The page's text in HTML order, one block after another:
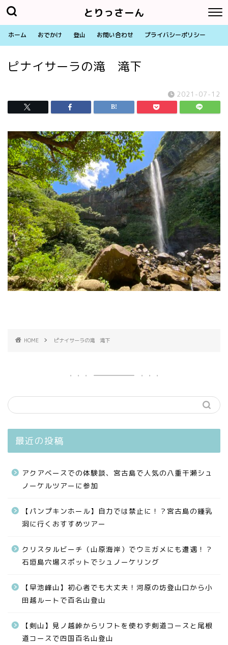
とりっさーん
ホーム おでかけ 登山 お問い合わせ プライバシーポリシー
ピナイサーラの滝 滝下
2021-07-12
HOME ピナイサーラの滝 滝下
最近の投稿
アクアベースでの体験談、宮古島で人気の八重干瀬シュ
ノーケルツアーに参加
【パンプキンホール】自力では禁止に！？宮古島の鍾乳
洞に行くおすすめツアー
クリスタルビーチ（山原海岸）でウミガメにも遭遇！？
石垣島穴場スポットでシュノーケリング
【早池峰山】初心者でも大丈夫！河原の坊登山口から小
田越ルートで百名山登山
【剣山】見ノ越峠からリフトを使わず剣道コースと尾根
道コースで四国百名山登山